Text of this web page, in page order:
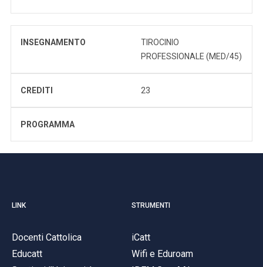
INSEGNAMENTO
TIROCINIO
PROFESSIONALE (MED/45)
CREDITI 23
PROGRAMMA
LINK
Docenti Cattolica
Educatt
STRUMENTI
iCatt
Wifi e Eduroam